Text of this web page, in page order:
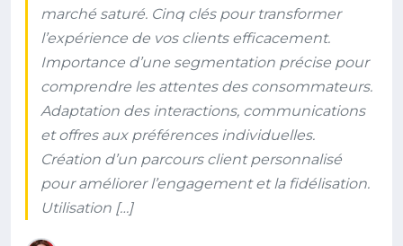
marché saturé. Cinq clés pour transformer
l’expérience de vos clients efficacement.
Importance d’une segmentation précise pour
comprendre les attentes des consommateurs.
Adaptation des interactions, communications
et offres aux préférences individuelles.
Création d’un parcours client personnalisé
pour améliorer l’engagement et la fidélisation.
Utilisation […]